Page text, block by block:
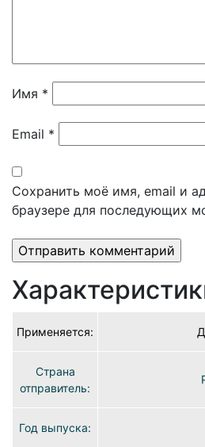
Имя *
Email *
Сохранить моё имя, email и
браузере для последующих
Применяется:
Страна
отправитель:
Год выпуска: